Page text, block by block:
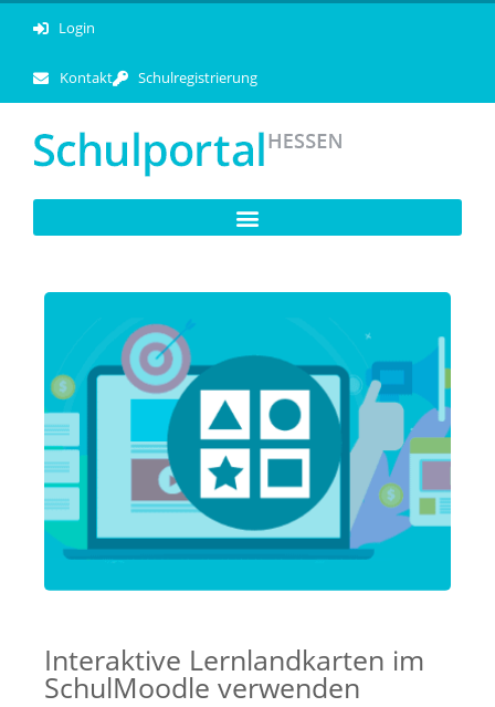
Login
Kontakt Schulregistrierung
Interaktive Lernlandkarten im
SchulMoodle verwenden